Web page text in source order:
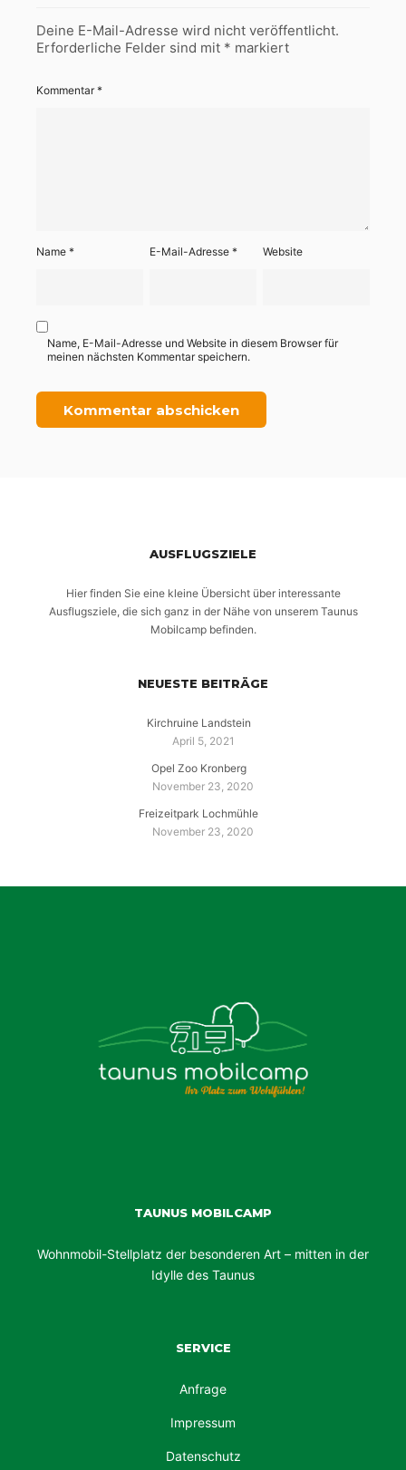
Deine E-Mail-Adresse wird nicht veröffentlicht.
Erforderliche Felder sind mit * markiert
Kommentar*
Name * E-Mail-Adresse* Website
Name, E-Mail-Adresse und Website in diesem Browser für
meinen nächsten Kommentar speichern.
AUSFLUGSZIELE
Hier finden Sie eine kleine Übersicht über interessante
Ausflugsziele, die sich ganz in der Nähe von unserem Taunus
Mobilcamp befinden.
NEUESTE BEITRÄGE
Kirchruine Landstein
April 5, 2021
Opel Zoo Kronberg
November 23, 2020
Freizeitpark Lochmühle
November 23, 2020
TAUNUS MOBILCAMP
Wohnmobil-Stellplatz der besonderen Art – mitten in der
Idylle des Taunus
SERVICE
Anfrage
Impressum
Datenschutz